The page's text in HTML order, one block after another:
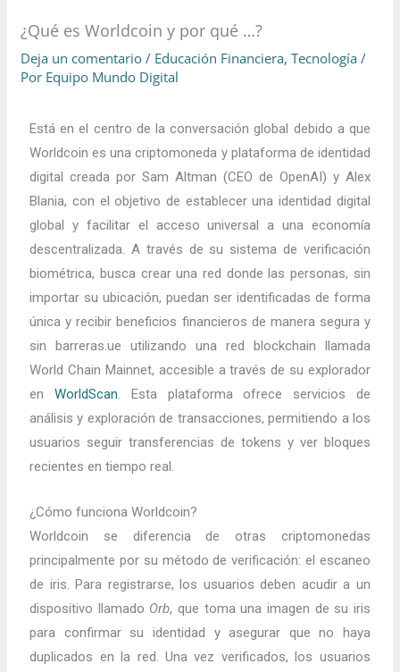
¿Qué es Worldcoin y por qué …?
Deja un comentario / Educación Financiera,Tecnología /
Por Equipo Mundo Digital
Está en el centro de la conversación global debido a que
Worldcoin es una criptomoneda y plataforma de identidad
digital creada por Sam Altman (CEO de OpenAI) y Alex
Blania, con el objetivo de establecer una identidad digital
global y facilitar el acceso universal a una economía
descentralizada. A través de su sistema de verificación
biométrica, busca crear una red donde las personas, sin
importar su ubicación, puedan ser identificadas de forma
única y recibir beneficios financieros de manera segura y
sin barreras.ue utilizando una red blockchain llamada
World Chain Mainnet, accesible a través de su explorador
en WorldScan. Esta plataforma ofrece servicios de
análisis y exploración de transacciones, permitiendo a los
usuarios seguir transferencias de tokens y ver bloques
recientes en tiempo real.
¿Cómo funciona Worldcoin?
Worldcoin se diferencia de otras criptomonedas
principalmente por su método de verificación: el escaneo
de iris. Para registrarse, los usuarios deben acudir a un
dispositivo llamado Orb, que toma una imagen de su iris
para confirmar su identidad y asegurar que no haya
duplicados en la red. Una vez verificados, los usuarios